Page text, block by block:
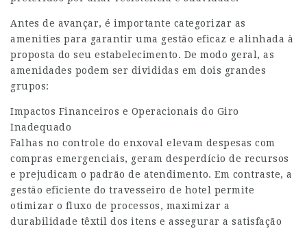
Antes de avançar, é importante categorizar as
amenities para garantir uma gestão eficaz e alinhada à
proposta do seu estabelecimento. De modo geral, as
amenidades podem ser divididas em dois grandes
grupos:
Impactos Financeiros e Operacionais do Giro
Inadequado
Falhas no controle do enxoval elevam despesas com
compras emergenciais, geram desperdício de recursos
e prejudicam o padrão de atendimento. Em contraste, a
gestão eficiente do travesseiro de hotel permite
otimizar o fluxo de processos, maximizar a
durabilidade têxtil dos itens e assegurar a satisfação